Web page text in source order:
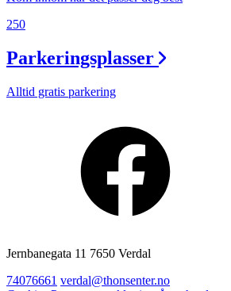
250
Parkeringsplasser
Alltid gratis parkering
Jernbanegata 11 7650 Verdal
74076661 verdal@thonsenter.no